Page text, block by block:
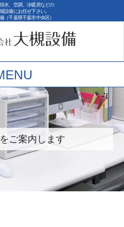
水、空調、冷暖房などの
設備にお任せ下さい。
（千葉県千葉市中央区）
ご案内します